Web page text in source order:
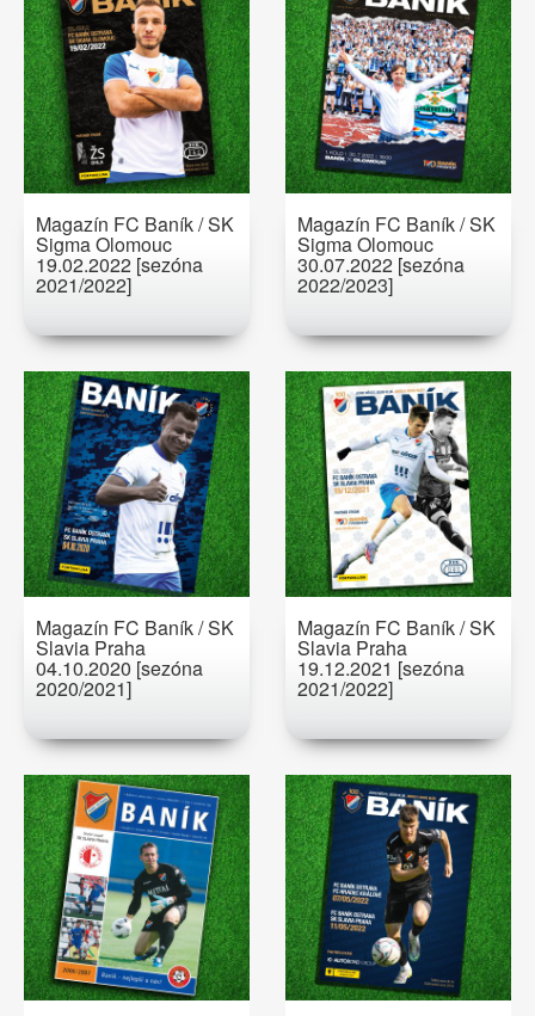
Magazín FC Baník / SK
Sigma Olomouc
19.02.2022 [sezóna
2021/2022]
Magazín FC Baník / SK
Sigma Olomouc
30.07.2022 [sezóna
2022/2023]
Magazín FC Baník / SK
Slavia Praha
04.10.2020 [sezóna
2020/2021]
Magazín FC Baník / SK
Slavia Praha
19.12.2021 [sezóna
2021/2022]